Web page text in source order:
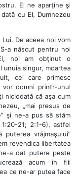
El ne aparţine şi
cu El, Dumnezeu
De aceea noi vom
a născut pentru noi
noi am obţinut o
unuia singur, moartea
cei care primesc
domni printr-unul
niciodată că aşa cum
„mai presus de
şi ne-a pus să stăm
21; 2:1-6), astfel
vrăjmaşului”
revendica libertatea
a dat putere peste
acum în fiii
ce ne-ar putea face